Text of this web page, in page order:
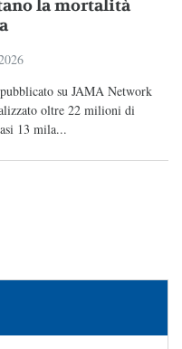
la mortalità
su JAMA Network
oltre 22 milioni di
13 mila...